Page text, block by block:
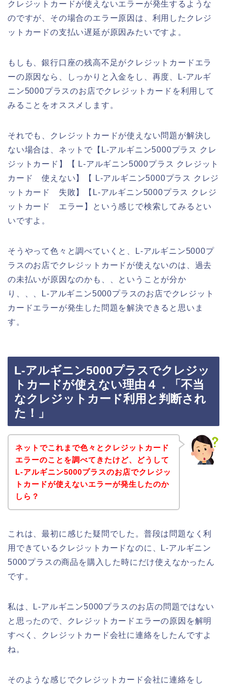
クレジットカードが使えないエラーが発生するような
のですが、その場合のエラー原因は、利用したクレジ
ットカードの支払い遅延が原因みたいですよ。
もしも、銀行口座の残高不足がクレジットカードエラ
ーの原因なら、しっかりと入金をし、再度、L-アルギ
ニン5000プラスのお店でクレジットカードを利用して
みることをオススメします。
それでも、クレジットカードが使えない問題が解決し
ない場合は、ネットで【L-アルギニン5000プラス クレ
ジットカード】【 L-アルギニン5000プラス クレジット
カード 使えない】【 L-アルギニン5000プラス クレジ
ットカード 失敗】【L-アルギニン5000プラス クレジ
ットカード エラー】という感じで検索してみるとい
いですよ。
そうやって色々と調べていくと、L-アルギニン5000プ
ラスのお店でクレジットカードが使えないのは、過去
の未払いが原因なのかも、、ということが分か
り、、、L-アルギニン5000プラスのお店でクレジット
カードエラーが発生した問題を解決できると思いま
す。
L-アルギニン5000プラスでクレジッ
トカードが使えない理由４．「不当
なクレジットカード利用と判断され
た！」
ネットでこれまで色々とクレジットカード
エラーのことを調べてきたけど、どうして
L-アルギニン5000プラスのお店でクレジッ
トカードが使えないエラーが発生したのか
しら？
これは、最初に感じた疑問でした。普段は問題なく利
用できているクレジットカードなのに、L-アルギニン
5000プラスの商品を購入した時にだけ使えなかったん
です。
私は、L-アルギニン5000プラスのお店の問題ではない
と思ったので、クレジットカードエラーの原因を解明
すべく、クレジットカード会社に連絡をしたんですよ
ね。
そのような感じでクレジットカード会社に連絡をし